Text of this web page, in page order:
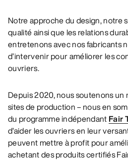
Notre approche du design, notre
qualité ainsi que les relations
entretenons avec nos fabricants
d’intervenir pour améliorer les
ouvriers.
Depuis 2020, nous soutenons un
sites de production – nous en
du programme indépendant Fair
d’aider les ouvriers en leur
peuvent mettre à profit pour
achetant des produits certifiés